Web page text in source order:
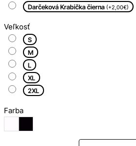
Darčeková Krabička čierna (+2,00€)
Veľkosť
S
M
L
XL
2XL
Farba